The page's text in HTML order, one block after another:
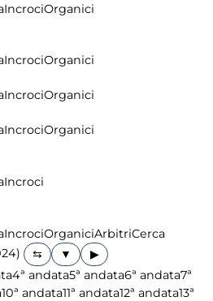
IncrociOrganici
IncrociOrganici
IncrociOrganici
IncrociOrganici
Incroci
IncrociOrganiciArbitriCerca
▶
4ª andata5ª andata6ª andata7ª
10ª andata11ª andata12ª andata13ª